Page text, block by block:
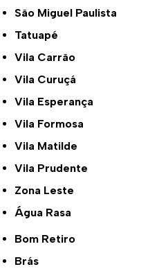
São Miguel Paulista
Tatuapé
Vila Carrão
Vila Curuçá
Vila Esperança
Vila Formosa
Vila Matilde
Vila Prudente
Zona Leste
Água Rasa
Bom Retiro
Brás